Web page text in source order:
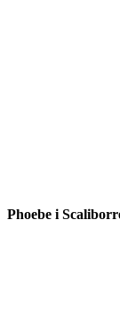
Phoebe i